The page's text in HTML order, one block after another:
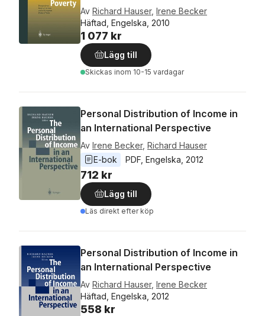
Av Richard Hauser, Irene Becker
Häftad, Engelska, 2010
1 077 kr
Lägg till
Skickas inom 10-15 vardagar
Personal Distribution of Income in
an International Perspective
Av Irene Becker, Richard Hauser
E-bok
PDF Engelska 2012
712 kr
Lägg till
Läs direkt efter köp
Personal Distribution of Income in
an International Perspective
Av Richard Hauser, Irene Becker
Häftad, Engelska, 2012
558 kr